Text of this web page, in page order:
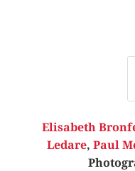
Elisabeth
Ledare, Paul